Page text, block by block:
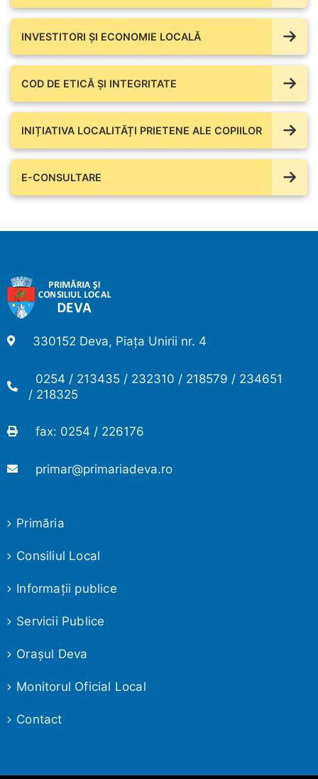
INVESTITORI ȘI ECONOMIE LOCALĂ
COD DE ETICĂ ȘI INTEGRITATE
INIȚIATIVA LOCALITĂȚI PRIETENE ALE COPIILOR
E-CONSULTARE
330152 Deva, Piața Unirii nr. 4
0254 / 213435 / 232310 / 218579 / 234651
/ 218325
fax: 0254 / 226176
primar@primariadeva.ro
Primăria
Consiliul Local
Informaţii publice
Servicii Publice
Oraşul Deva
Monitorul Oficial Local
Contact